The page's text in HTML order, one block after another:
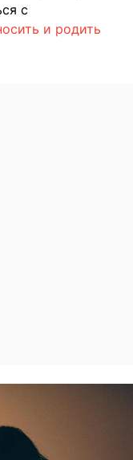
с
и родить